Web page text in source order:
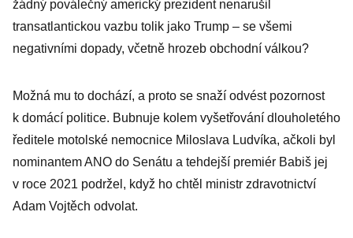
žádný poválečný americký prezident nenarušil
transatlantickou vazbu tolik jako Trump – se všemi
negativními dopady, včetně hrozeb obchodní válkou?
Možná mu to dochází, a proto se snaží odvést pozornost
k domácí politice. Bubnuje kolem vyšetřování dlouholetého
ředitele motolské nemocnice Miloslava Ludvíka, ačkoli byl
nominantem ANO do Senátu a tehdejší premiér Babiš jej
v roce 2021 podržel, když ho chtěl ministr zdravotnictví
Adam Vojtěch odvolat.